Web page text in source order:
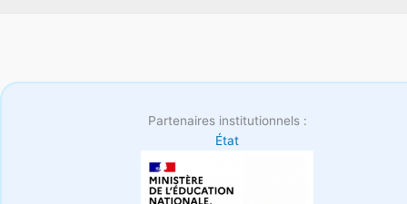
Partenaires institutionnels :
État